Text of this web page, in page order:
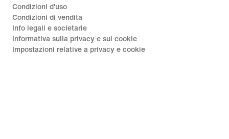
Condizioni d'uso
Condizioni di vendita
Info legali e societarie
Informativa sulla privacy e sui cookie
Impostazioni relative a privacy e cookie